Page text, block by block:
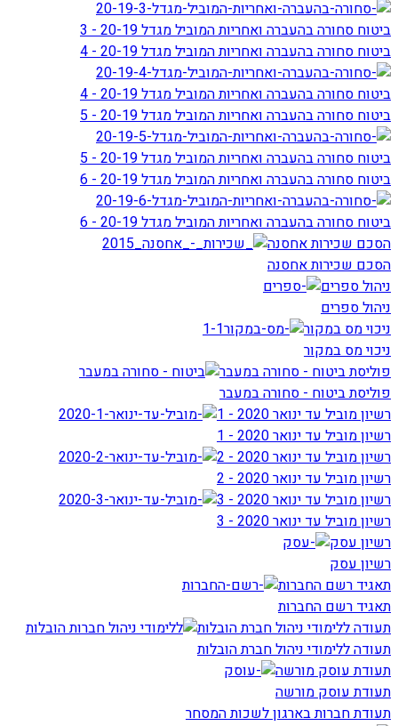
ביטוח סחורה בהעברה ואחריות המוביל מגדל 20-19 - 3
ביטוח סחורה בהעברה ואחריות המוביל מגדל 20-19 - 4
ביטוח סחורה בהעברה ואחריות המוביל מגדל 20-19 - 4
ביטוח סחורה בהעברה ואחריות המוביל מגדל 20-19 - 5
ביטוח סחורה בהעברה ואחריות המוביל מגדל 20-19 - 5
ביטוח סחורה בהעברה ואחריות המוביל מגדל 20-19 - 6
ביטוח סחורה בהעברה ואחריות המוביל מגדל 20-19 - 6
הסכם שכירות אחסנה
הסכם שכירות אחסנה
ניהול ספרים
ניהול ספרים
ניכוי מס במקור
ניכוי מס במקור
פוליסת ביטוח - סחורה במעבר
פוליסת ביטוח - סחורה במעבר
רשיון מוביל עד ינואר 2020 - 1
רשיון מוביל עד ינואר 2020 - 1
רשיון מוביל עד ינואר 2020 - 2
רשיון מוביל עד ינואר 2020 - 2
רשיון מוביל עד ינואר 2020 - 3
רשיון מוביל עד ינואר 2020 - 3
רשיון עסק
רשיון עסק
תאגיד רשם החברות
תאגיד רשם החברות
תעודה ללימודי ניהול חברת הובלות
תעודה ללימודי ניהול חברת הובלות
תעודת עוסק מורשה
תעודת עוסק מורשה
תעודת חברות בארגון לשכות המסחר